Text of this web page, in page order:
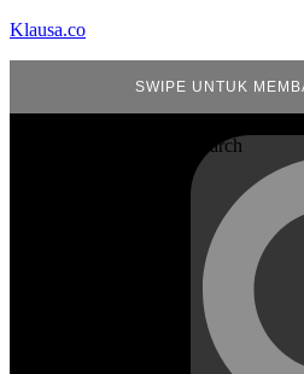
Klausa.co
SWIPE UNTUK
Search